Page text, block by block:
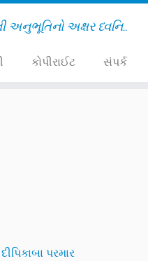
અનુભૂતિનો અક્ષર ધ્વનિ..
કોપીરાઈટ સંપર્ક
પરમાર